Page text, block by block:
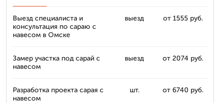
Выезд специалиста и
консультация по сараю с
навесом в Омске
выезд от 1555 руб.
Замер участка под сарай с
навесом
выезд от 2074 руб.
Разработка проекта сарая с
навесом
шт. от 6740 руб.